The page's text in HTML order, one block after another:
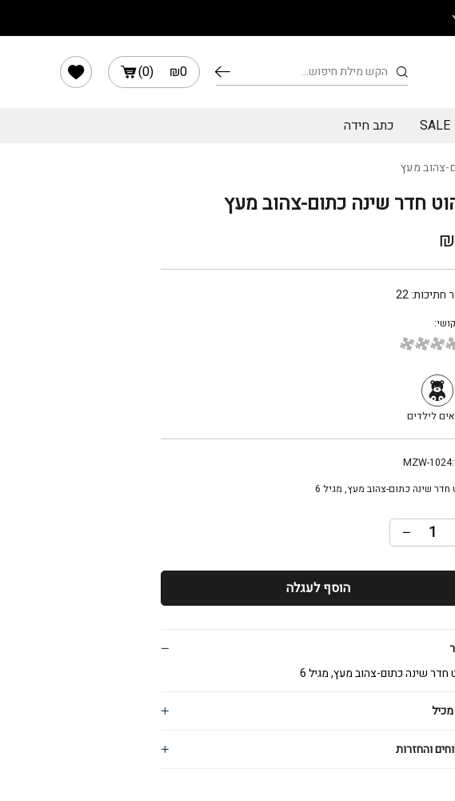
חיפוש ₪0
(
0
)
SALE כתב חידה
צהוב מעץ
חדר שינה כתום-צהוב מעץ
₪
חתיכות:22
לילדים
MZW-1024
חדר שינה כתום-צהוב מעץ, מגיל 6
הוסף לעגלה
חדר שינה כתום-צהוב מעץ, מגיל 6
והחזרות